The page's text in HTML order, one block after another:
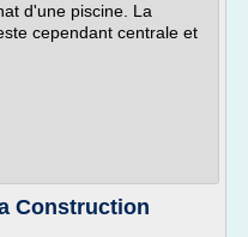
d'une piscine. La
cependant centrale et
Construction